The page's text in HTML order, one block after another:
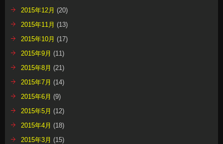
2015年12月 (20)
2015年11月 (13)
2015年10月 (17)
2015年9月 (11)
2015年8月 (21)
2015年7月 (14)
2015年6月 (9)
2015年5月 (12)
2015年4月 (18)
2015年3月 (15)